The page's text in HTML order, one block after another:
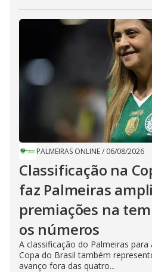
PALMEIRAS ONLINE/ 06/08/2026
Classificação na
faz Palmeiras
premiações na
os números
A classificação do Palmeiras
Copa do Brasil também
avanço fora das quatro...